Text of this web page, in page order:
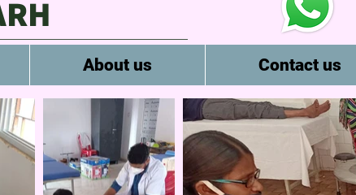
About us Contact us